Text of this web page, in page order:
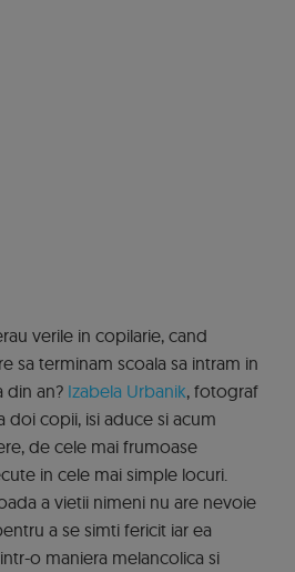
verile in copilarie, cand
sa terminam scoala sa intram in
din an? Izabela Urbanik, fotograf
doi copii, isi aduce si acum
de cele mai frumoase
in cele mai simple locuri.
a vietii nimeni nu are nevoie
a se simti fericit iar ea
o maniera melancolica si